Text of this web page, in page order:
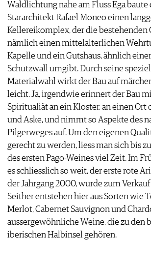
Waldlichtung nahe am Fluss Ega baute
Stararchitekt Rafael Moneo einen
Kellereikomplex, der die bestehenden
nämlich einen mittelalterlichen
Kapelle und ein Gutshaus, ähnlich
Schutzwall umgibt. Durch seine
Materialwahl wirkt der Bau auf
leicht. Ja, irgendwie erinnert der Bau
Spiritualiät an ein Kloster, an einen
und Aske, und nimmt so Aspekte des
Pilgerweges auf. Um den eigenen
gerecht zu werden, liess man sich bis
des ersten Pago-Weines viel Zeit. Im
es schliesslich so weit, der erste rote
der Jahrgang 2000, wurde zum
Seither entstehen hier aus Sorten wie
Merlot, Cabernet Sauvignon und
aussergewöhnliche Weine, die zu den
iberischen Halbinsel gehören.